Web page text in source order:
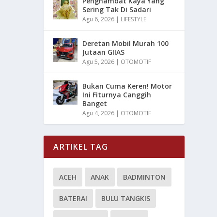
Sering Tak Di Sadari
Agu 6, 2026 | LIFESTYLE
Deretan Mobil Murah 100
Jutaan GIIAS
Agu 5, 2026 | OTOMOTIF
Bukan Cuma Keren! Motor
Ini Fiturnya Canggih
Banget
Agu 4, 2026 | OTOMOTIF
ARTIKEL TAG
ACEH ANAK BADMINTON
BATERAI BULU TANGKIS